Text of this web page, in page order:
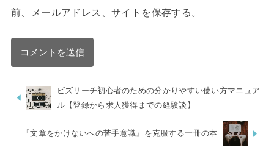
前、メールアドレス、サイトを保存する。
ビズリーチ初心者のための分かりやすい使い方マニュア
ル【登録から求人獲得までの経験談】
『文章をかけないへの苦手意識』を克服する一冊の本